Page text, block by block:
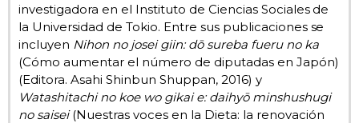
investigadora en el Instituto de Ciencias Sociales de
la Universidad de Tokio. Entre sus publicaciones se
incluyen Nihon no josei giin: dō sureba fueru no ka
(Cómo aumentar el número de diputadas en Japón)
(Editora. Asahi Shinbun Shuppan, 2016) y
Watashitachi no koe wo gikai e: daihyō minshushugi
no saisei(Nuestras voces en la Dieta: la renovación